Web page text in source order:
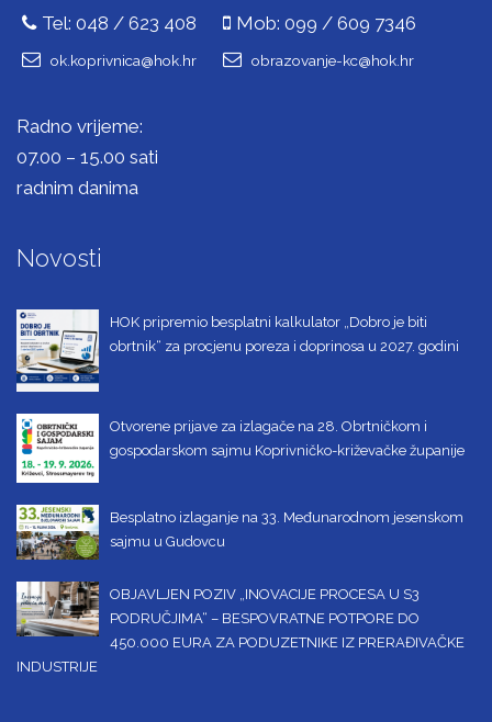
Tel: 048 / 623 408
Mob: 099 / 609 7346
ok.koprivnica@hok.hr obrazovanje-kc@hok.hr
Radno vrijeme:
07.00 – 15.00 sati
radnim danima
Novosti
HOK pripremio besplatni kalkulator „Dobro je biti
obrtnik“ za procjenu poreza i doprinosa u 2027. godini
Otvorene prijave za izlagače na 28. Obrtničkom i
gospodarskom sajmu Koprivničko-križevačke županije
Besplatno izlaganje na 33. Međunarodnom jesenskom
sajmu u Gudovcu
OBJAVLJEN POZIV „INOVACIJE PROCESA U S3
PODRUČJIMA“ – BESPOVRATNE POTPORE DO
450.000 EURA ZA PODUZETNIKE IZ PRERAĐIVAČKE
INDUSTRIJE